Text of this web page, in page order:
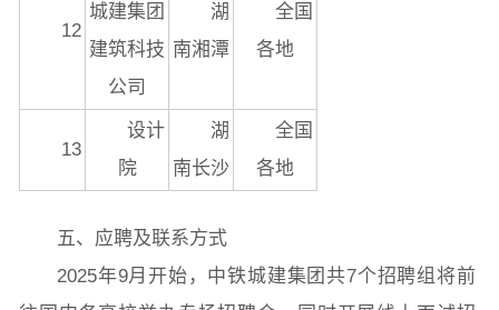
12
城建集团
建筑科技
公司
湖
南湘潭
全国
各地
13
设计
院
湖
南长沙
全国
各地
五、应聘及联系方式
2025年9月开始，中铁城建集团共7个招聘组将前